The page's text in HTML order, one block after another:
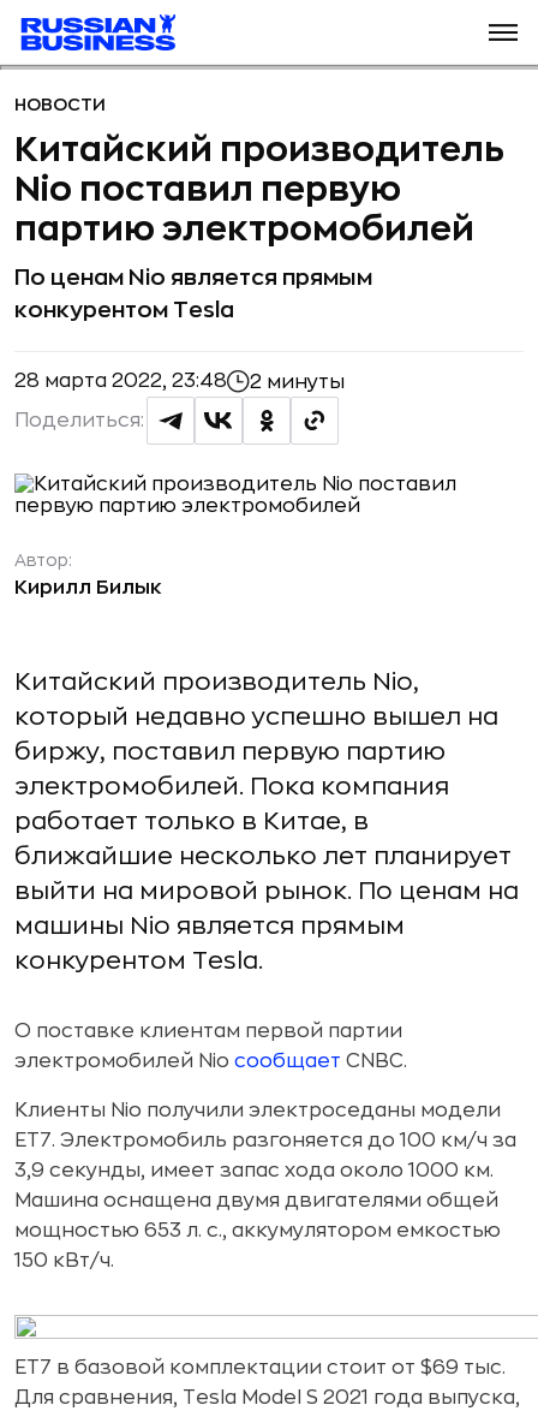
НОВОСТИ
Китайский производитель
Nio поставил первую
партию электромобилей
По ценам Nio является прямым
конкурентом Tesla
28 марта 2022, 23:48 2 минуты
Поделиться:
Автор:
Кирилл Билык
Китайский производитель Nio,
который недавно успешно вышел на
биржу, поставил первую партию
электромобилей. Пока компания
работает только в Китае, в
ближайшие несколько лет планирует
выйти на мировой рынок. По ценам на
машины Nio является прямым
конкурентом Tesla.
О поставке клиентам первой партии
электромобилей Nio сообщает CNBC.
Клиенты Nio получили электроседаны модели
ET7. Электромобиль разгоняется до 100 км/ч за
3,9 секунды, имеет запас хода около 1000 км.
Машина оснащена двумя двигателями общей
мощностью 653 л. с., аккумулятором емкостью
150 кВт/ч.
ET7 в базовой комплектации стоит от $69 тыс.
Для сравнения, Tesla Model S 2021 года выпуска,